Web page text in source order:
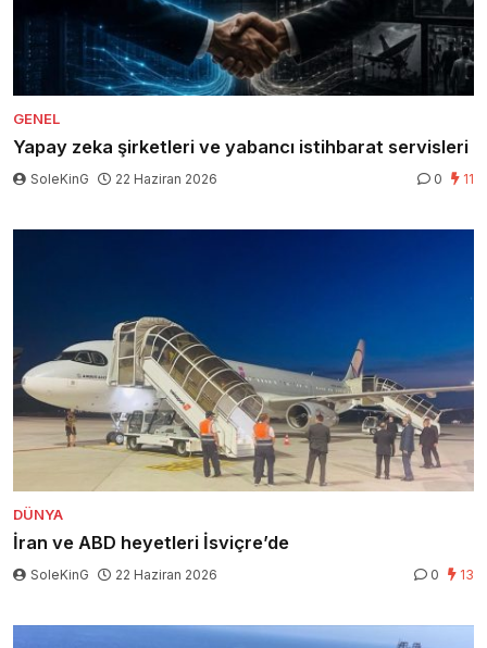
GENEL
Yapay zeka şirketleri ve yabancı istihbarat servisleri
SoleKinG 22 Haziran 2026 0 11
DÜNYA
İran ve ABD heyetleri İsviçre’de
SoleKinG 22 Haziran 2026 0 13